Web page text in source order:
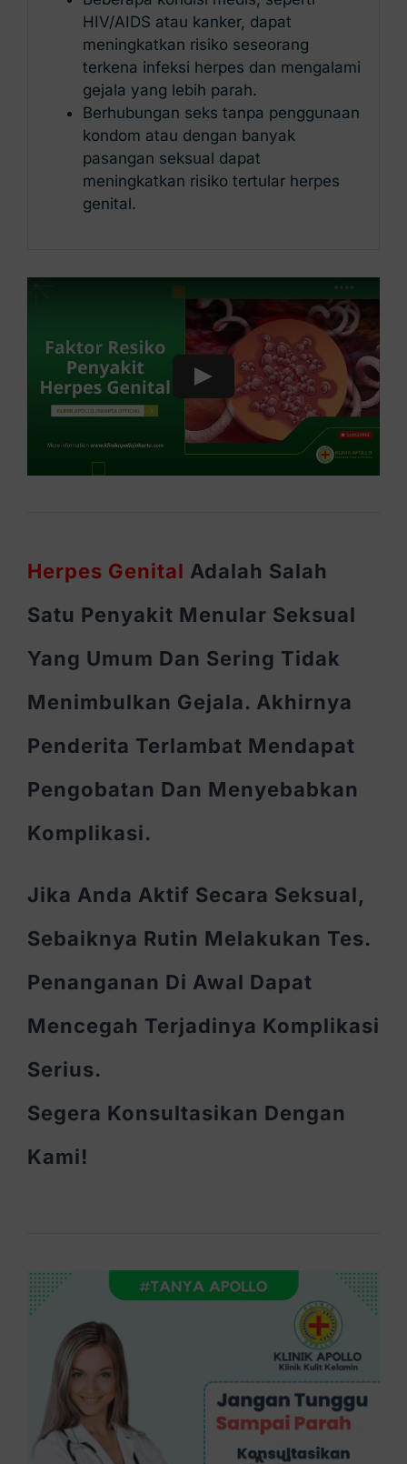
HIV/AIDS atau kanker, dapat
meningkatkan risiko seseorang
terkena infeksi herpes dan mengalami
gejala yang lebih parah.
Berhubungan seks tanpa penggunaan
kondom atau dengan banyak
pasangan seksual dapat
meningkatkan risiko tertular herpes
genital.
Play
Herpes Genital Adalah Salah
Satu Penyakit Menular Seksual
Yang Umum Dan Sering Tidak
Menimbulkan Gejala. Akhirnya
Penderita Terlambat Mendapat
Pengobatan Dan Menyebabkan
Komplikasi.
Jika Anda Aktif Secara Seksual,
Sebaiknya Rutin Melakukan Tes.
Penanganan Di Awal Dapat
Mencegah Terjadinya Komplikasi
Serius.
Segera Konsultasikan Dengan
Kami!